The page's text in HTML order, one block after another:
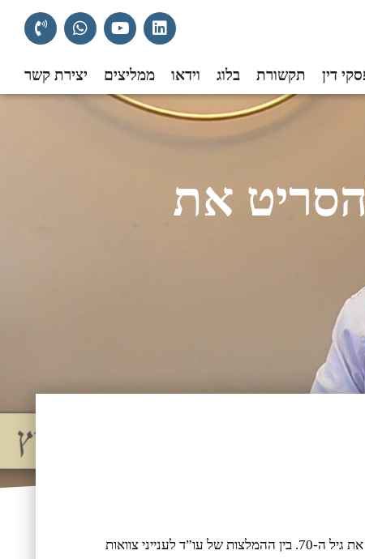
דין תקשורת בלוג וידאו ממליצים יצירת קשר
את
עו”ד יוסי הרשקוביץ, מסביר בסרטון הבא, מה חשוב לעשות לפני שעורכים וחותמים על צוואה, כאשר מדובר על אנשים מבוגרים, אשר עברו את גיל ה-70. בין ההמלצות של עו”ד לענייני צוואות